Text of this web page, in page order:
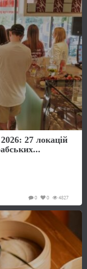
27 локацій
4827
0
0